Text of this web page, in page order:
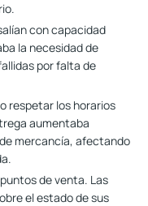
con capacidad
la necesidad de
por falta de
respetar los horarios
aumentaba
mercancía, afectando
de venta. Las
el estado de sus